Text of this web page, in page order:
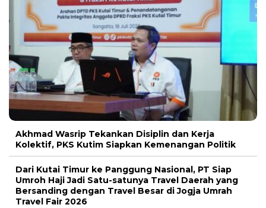
Akhmad Wasrip Tekankan Disiplin dan Kerja
Kolektif, PKS Kutim Siapkan Kemenangan Politik
Dari Kutai Timur ke Panggung Nasional, PT Siap
Umroh Haji Jadi Satu-satunya Travel Daerah yang
Bersanding dengan Travel Besar di Jogja Umrah
Travel Fair 2026